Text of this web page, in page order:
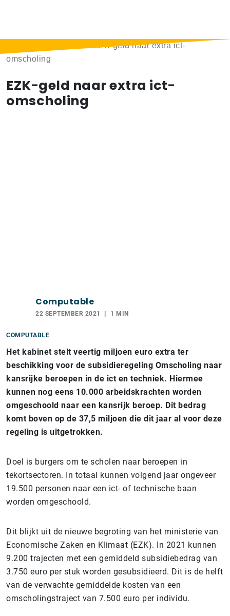
EZK-geld naar extra ict-
omscholing
EZK-geld naar extra ict-
omscholing
Computable
22 SEPTEMBER 2021 1 MIN
COMPUTABLE
Het kabinet stelt veertig miljoen euro extra ter
beschikking voor de subsidieregeling Omscholing naar
kansrijke beroepen in de ict en techniek. Hiermee
kunnen nog eens 10.000 arbeidskrachten worden
omgeschoold naar een kansrijk beroep. Dit bedrag
komt boven op de 37,5 miljoen die dit jaar al voor deze
regeling is uitgetrokken.
Doel is burgers om te scholen naar beroepen in
tekortsectoren. In totaal kunnen volgend jaar ongeveer
19.500 personen naar een ict- of technische baan
worden omgeschoold.
Dit blijkt uit de nieuwe begroting van het ministerie van
Economische Zaken en Klimaat (EZK). In 2021 kunnen
9.200 trajecten met een gemiddeld subsidiebedrag van
3.750 euro per stuk worden gesubsidieerd. Dit is de helft
van de verwachte gemiddelde kosten van een
omscholingstraject van 7.500 euro per individu.